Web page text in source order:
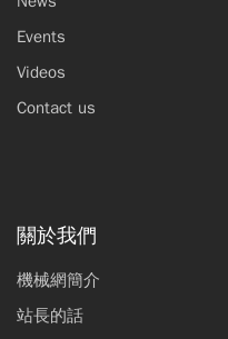
Events
Videos
Contact us
關於我們
機械網簡介
站長的話